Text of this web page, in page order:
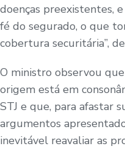
doenças preexistentes,
fé do segurado, o que
cobertura securitária”,
O ministro observou
origem está em
STJ e que, para afastar
argumentos
inevitável reavaliar as